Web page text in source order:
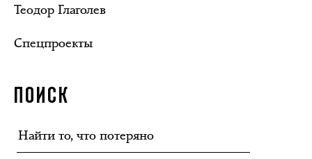
Теодор Глаголев
Спецпроекты
ПОИСК